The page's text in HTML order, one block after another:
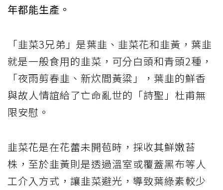
年都能生產。
「韭菜3兄弟」是葉韭、韭菜花和韭黃，葉韭
就是一般食用的韭菜，可分白頭和青頭2種，
「夜雨剪春韭、新炊間黃粱」，葉韭的鮮香
與故人情誼給了亡命亂世的「詩聖」杜甫無
限安慰。
韭菜花是在花蕾未開苞時，採收其鮮嫩苔
株，至於韭黃則是透過溫室或覆蓋黑布等人
工介入方式，讓韭菜避光，導致葉綠素較少